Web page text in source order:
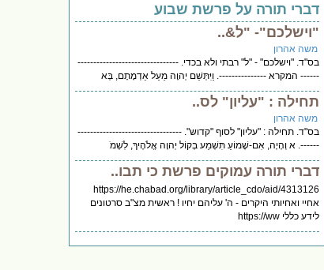
דברי תורה על פרשת שבוע
"וישלכם"- "ל&..
משה אהרון
בס"ד. "וישלכם" - "ל" רבתי ולא בכדי. --------------------------------
------ המקרא ---------------. וַיִּתְּשֵׁם יְהוָה מֵעַל אַדְמָתָם, בְּא
תחילה : "עליון" לס..
משה אהרון
בס"ד. תחילה : "עליון" לסוף "קדוש". ---------------------------------
------. א וְהָיָה, אִם-שָׁמוֹעַ תִּשְׁמַע בְּקוֹל יְהוָה אֱלֹהֶיךָ, לִשְׁמֹ
דברי תורה עמוקים פרשת כי תבו..
https://he.chabad.org/library/article_cdo/aid/4313126
אחיי ואחיותי היקרים - ה' עליהם יחיו ! ראשית מצ"ב סרטונים
לידע כללי https://ww